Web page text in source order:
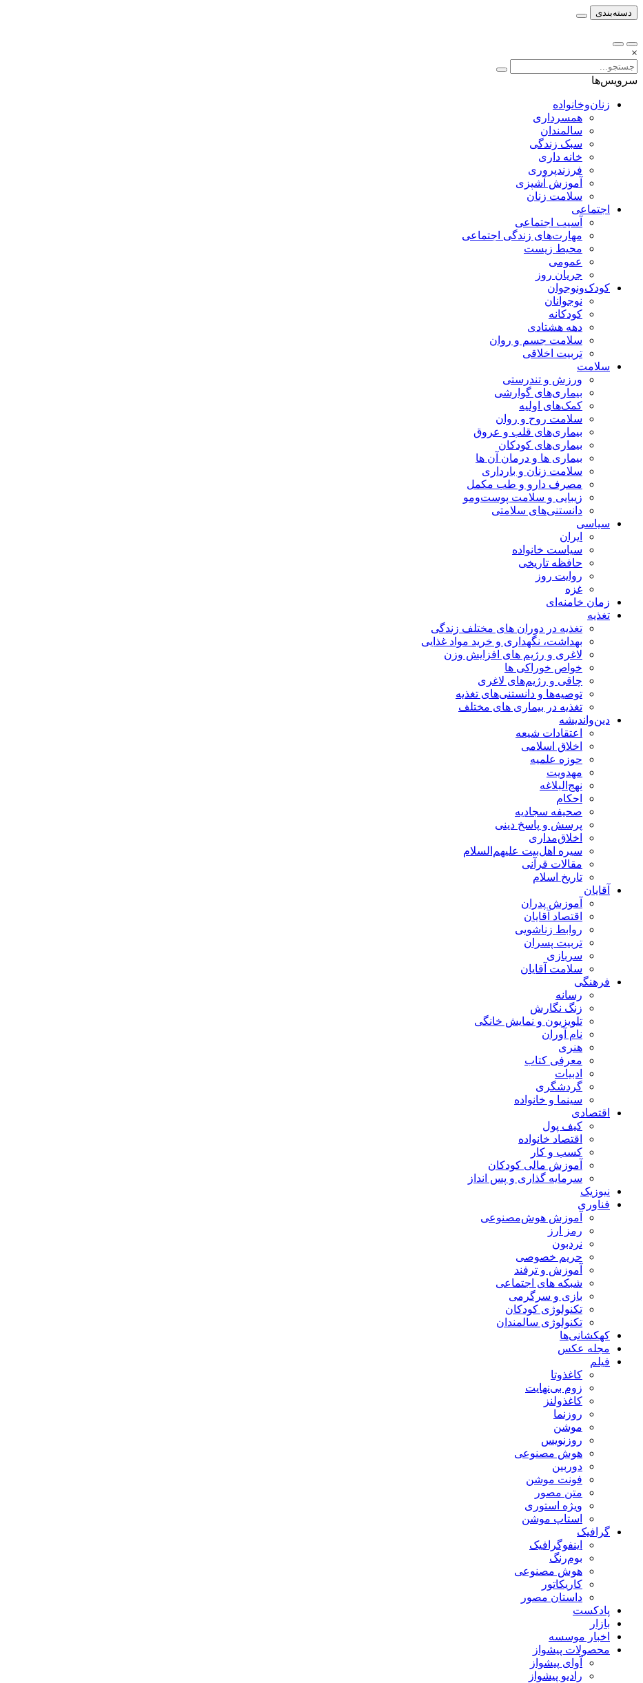
دسته‌بندی
×
سرویس‌ها
زنان‌وخانواده
همسرداری
سالمندان
سبک زندگی
خانه داری
فرزندپروری
آموزش آشپزی
سلامت زنان
اجتماعی
آسیب اجتماعی
مهارت‌های زندگی اجتماعی
محیط زیست
عمومی
جریان روز
کودک‌ونوجوان
نوجوانان
کودکانه
دهه هشتادی
سلامت جسم و روان
تربیت اخلاقی
سلامت
ورزش و تندرستی
بیماری‌های گوارشی
کمک‌های اولیه
سلامت روح و روان
بیماری‌های قلب و عروق
بیماری‌های کودکان
بیماری ها و درمان آن ها
سلامت زنان و بارداری
مصرف دارو و طب مکمل
زیبایی و سلامت پوست‌ومو
دانستنی‌های سلامتی
سیاسی
ایران
سیاست خانواده
حافظه تاریخی
روایت روز
غزه
زمان خامنه‌ای
تغذیه
تغذیه در دوران های مختلف زندگی
بهداشت، نگهداری و خرید مواد غذایی
لاغری و رژیم های افزایش وزن
خواص خوراكی ها
چاقی و رژیم‌های لاغری
توصیه‌ها و دانستنی‌های تغذیه
تغذیه در بیماری های مختلف
دین‌واندیشه
اعتقادات شیعه
اخلاق اسلامی
حوزه علمیه
مهدویت
نهج‌البلاغه
احکام
صحیفه سجادیه
پرسش و پاسخ دینی
اخلاق‌مداری
سیره اهل‌بیت علیهم‌السلام
مقالات قرآنی
تاریخ اسلام
آقایان
آموزش پدران
اقتصاد آقایان
روابط زناشویی
تربیت پسران
سربازی
سلامت آقایان
فرهنگی
رسانه
زنگ نگارش
تلویزیون و نمایش خانگی
نام آوران
هنری
معرفی کتاب
ادبیات
گردشگری
سینما و خانواده
اقتصادی
کیف پول
اقتصاد خانواده
کسب و کار
آموزش مالی کودکان
سرمایه گذاری و پس انداز
نیوزیک
فناوری
آموزش هوش‌مصنوعی
رمز ارز
نردبون
حریم خصوصی
آموزش و ترفند
شبکه های اجتماعی
بازی و سرگرمی
تکنولوژی کودکان
تکنولوژی سالمندان
کهکشانی‌ها
مجله عکس
فیلم
کاغذوتا
زوم بی‌نهایت
کاغذولنز
روزنما
موشن
روزنویس
هوش مصنوعی
دوربین
فونت موشن
متن مصور
ویژه استوری
استاپ موشن
گرافیک
اینفوگرافیک
بوم‌رنگ
هوش مصنوعی
کاریکاتور
داستان مصور
پادکست
بازار
اخبار موسسه
محصولات پیشواز
آوای پیشواز
رادیو پیشواز